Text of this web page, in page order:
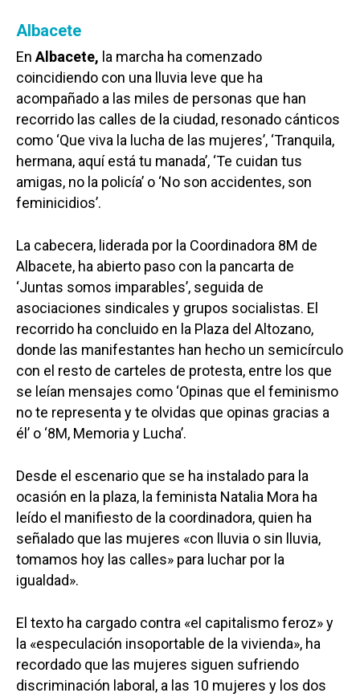
Albacete
EnAlbacete, la marcha ha comenzado
coincidiendo con una lluvia leve que ha
acompañado a las miles de personas que han
recorrido las calles de la ciudad, resonado cánticos
como ‘Que viva la lucha de las mujeres’, ‘Tranquila,
hermana, aquí está tu manada’, ‘Te cuidan tus
amigas, no la policía’ o ‘No son accidentes, son
feminicidios’.
La cabecera, liderada por la Coordinadora 8M de
Albacete, ha abierto paso con la pancarta de
‘Juntas somos imparables’, seguida de
asociaciones sindicales y grupos socialistas. El
recorrido ha concluido en la Plaza del Altozano,
donde las manifestantes han hecho un semicírculo
con el resto de carteles de protesta, entre los que
se leían mensajes como ‘Opinas que el feminismo
no te representa y te olvidas que opinas gracias a
él’ o ‘8M, Memoria y Lucha’.
Desde el escenario que se ha instalado para la
ocasión en la plaza, la feminista Natalia Mora ha
leído el manifiesto de la coordinadora, quien ha
señalado que las mujeres «con lluvia o sin lluvia,
tomamos hoy las calles» para luchar por la
igualdad».
El texto ha cargado contra «el capitalismo feroz» y
la «especulación insoportable de la vivienda», ha
recordado que las mujeres siguen sufriendo
discriminación laboral, a las 10 mujeres y los dos